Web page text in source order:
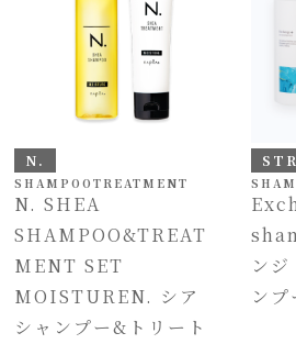
N.
SHAMPOOTREATMENT
N. SHEA
SHAMPOO&TREAT
MENT SET
MOISTUREN. シア
シャンプー&トリート
ン
ンプ